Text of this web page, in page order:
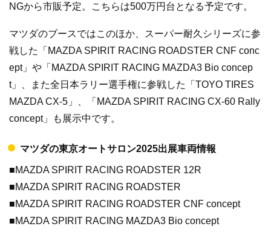
NGから市販予定。こちらは500万円台となる予定です。
マツダのブースではこのほか、スーパー耐久シリーズに参
戦した「MAZDA SPIRIT RACING ROADSTER CNF conc
ept」や「MAZDA SPIRIT RACING MAZDA3 Bio concep
t」、また全日本ラリー選手権に参戦した「TOYO TIRES
MAZDA CX-5」、「MAZDA SPIRIT RACING CX-60 Rally
concept」も展示中です。
マツダの東京オートサロン2025出展車両情報
■MAZDA SPIRIT RACING ROADSTER 12R
■MAZDA SPIRIT RACING ROADSTER
■MAZDA SPIRIT RACING ROADSTER CNF concept
■MAZDA SPIRIT RACING MAZDA3 Bio concept